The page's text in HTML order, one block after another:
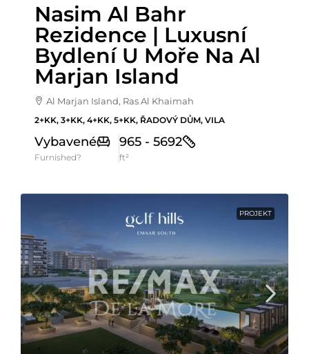
Nasim Al Bahr
Rezidence | Luxusní
Bydlení U Moře Na Al
Marjan Island
Al Marjan Island, Ras Al Khaimah
2+KK, 3+KK, 4+KK, 5+KK, ŘADOVÝ DŮM, VILA
Vybavené
Furnished?
965 - 5692
ft²
PROJEKT